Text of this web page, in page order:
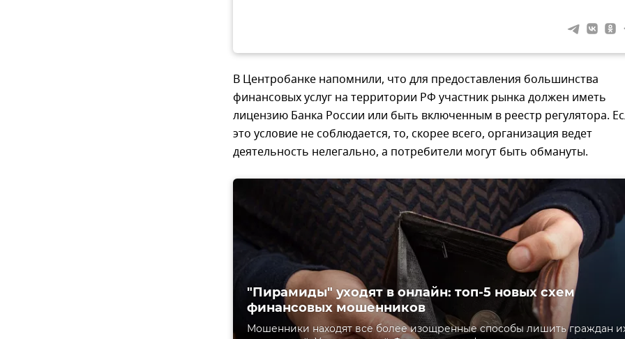
В Центробанке напомнили, что для предоставления большинства
финансовых услуг на территории РФ участник рынка должен иметь
лицензию Банка России или быть включенным в реестр регулятора.
это условие не соблюдается, то, скорее всего, организация ведет
деятельность нелегально, а потребители могут быть обмануты.
"Пирамиды" уходят в онлайн: топ-5 новых схем
финансовых мошенников
Мошенники находят все более изощренные способы лишить граждан